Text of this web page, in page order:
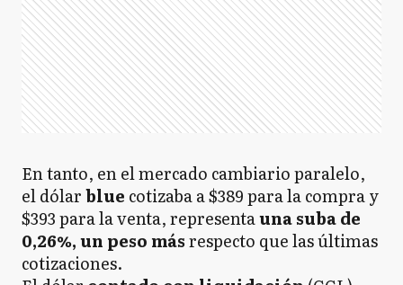
En tanto, en el mercado cambiario paralelo,
el dólarblue cotizaba a $389 para la compra y
$393 para la venta, representauna suba de
0,26%, un peso másrespecto que las últimas
cotizaciones.